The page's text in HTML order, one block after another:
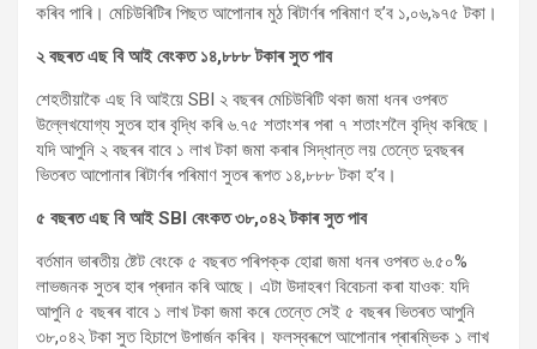
কৰিব পাৰি। মেচিউৰিটিৰ পিছত আপোনাৰ মুঠ ৰিটাৰ্ণৰ পৰিমাণ হ’ব ১,০৬,৯৭৫ টকা।
২ বছৰত এছ বি আই বেংকত ১৪,৮৮৮ টকাৰ সুত পাব
শেহতীয়াকৈ এছ বি আইয়ে SBI ২ বছৰৰ মেচিউৰিটি থকা জমা ধনৰ ওপৰত
উল্লেখযোগ্য সুতৰ হাৰ বৃদ্ধি কৰি ৬.৭৫ শতাংশৰ পৰা ৭ শতাংশলৈ বৃদ্ধি কৰিছে।
যদি আপুনি ২ বছৰৰ বাবে ১ লাখ টকা জমা কৰাৰ সিদ্ধান্ত লয় তেন্তে দুবছৰৰ
ভিতৰত আপোনাৰ ৰিটাৰ্ণৰ পৰিমাণ সুতৰ ৰূপত ১৪,৮৮৮ টকা হ’ব।
৫ বছৰত এছ বি আই SBI বেংকত ৩৮,০৪২ টকাৰ সুত পাব
বৰ্তমান ভাৰতীয় ষ্টেট বেংকে ৫ বছৰত পৰিপক্ক হোৱা জমা ধনৰ ওপৰত ৬.৫০%
লাভজনক সুতৰ হাৰ প্ৰদান কৰি আছে। এটা উদাহৰণ বিবেচনা কৰা যাওক: যদি
আপুনি ৫ বছৰৰ বাবে ১ লাখ টকা জমা কৰে তেন্তে সেই ৫ বছৰৰ ভিতৰত আপুনি
৩৮,০৪২ টকা সুত হিচাপে উপাৰ্জন কৰিব। ফলস্বৰূপে আপোনাৰ প্ৰাৰম্ভিক ১ লাখ